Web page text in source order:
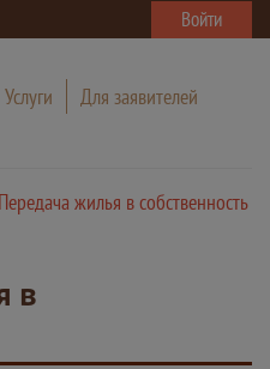
Войти
Услуги
Для заявителей
Передача жилья в собственность
в